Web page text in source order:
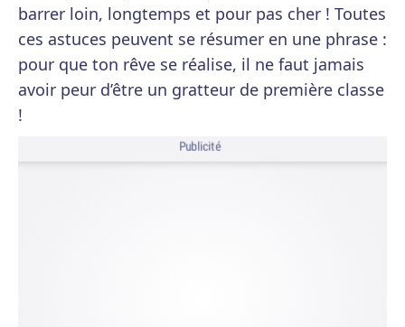
barrer loin, longtemps et pour pas cher ! Toutes
ces astuces peuvent se résumer en une phrase :
pour que ton rêve se réalise, il ne faut jamais
avoir peur d’être un gratteur de première classe
!
Publicité